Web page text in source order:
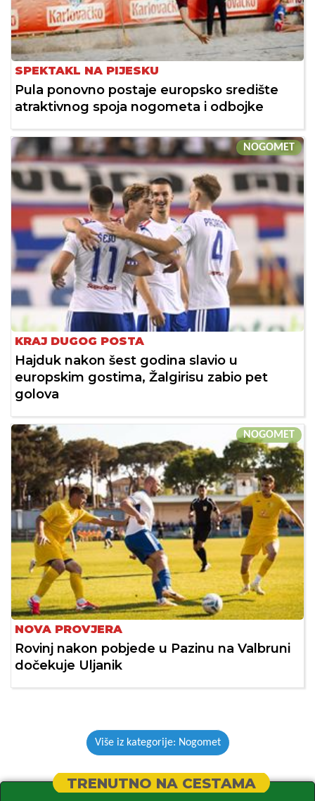
SPEKTAKL NA PIJESKU
Pula ponovno postaje europsko središte
atraktivnog spoja nogometa i odbojke
NOGOMET
KRAJ DUGOG POSTA
Hajduk nakon šest godina slavio u
europskim gostima, Žalgirisu zabio pet
golova
NOGOMET
NOVA PROVJERA
Rovinj nakon pobjede u Pazinu na Valbruni
dočekuje Uljanik
Više iz kategorije: Nogomet
TRENUTNO NA CESTAMA